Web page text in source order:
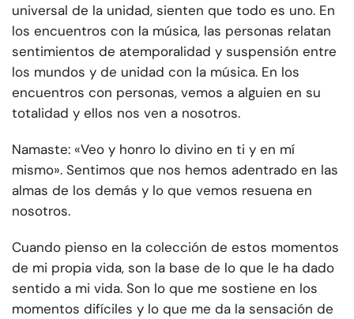
universal de la unidad, sienten que todo es uno. En
los encuentros con la música, las personas relatan
sentimientos de atemporalidad y suspensión entre
los mundos y de unidad con la música. En los
encuentros con personas, vemos a alguien en su
totalidad y ellos nos ven a nosotros.
Namaste: «Veo y honro lo divino en ti y en mí
mismo». Sentimos que nos hemos adentrado en las
almas de los demás y lo que vemos resuena en
nosotros.
Cuando pienso en la colección de estos momentos
de mi propia vida, son la base de lo que le ha dado
sentido a mi vida. Son lo que me sostiene en los
momentos difíciles y lo que me da la sensación de